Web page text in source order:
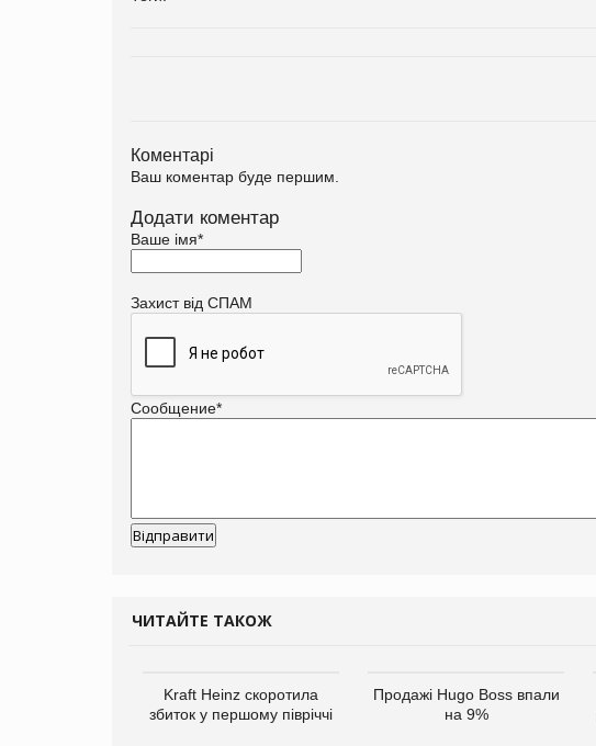
Коментарі
Ваш коментар буде першим.
Додати коментар
Ваше імя*
Захист від СПАМ
Сообщение*
ЧИТАЙТЕ ТАКОЖ
Kraft Heinz скоротила
збиток у першому півріччі
Продажі Hugo Boss впали
на 9%